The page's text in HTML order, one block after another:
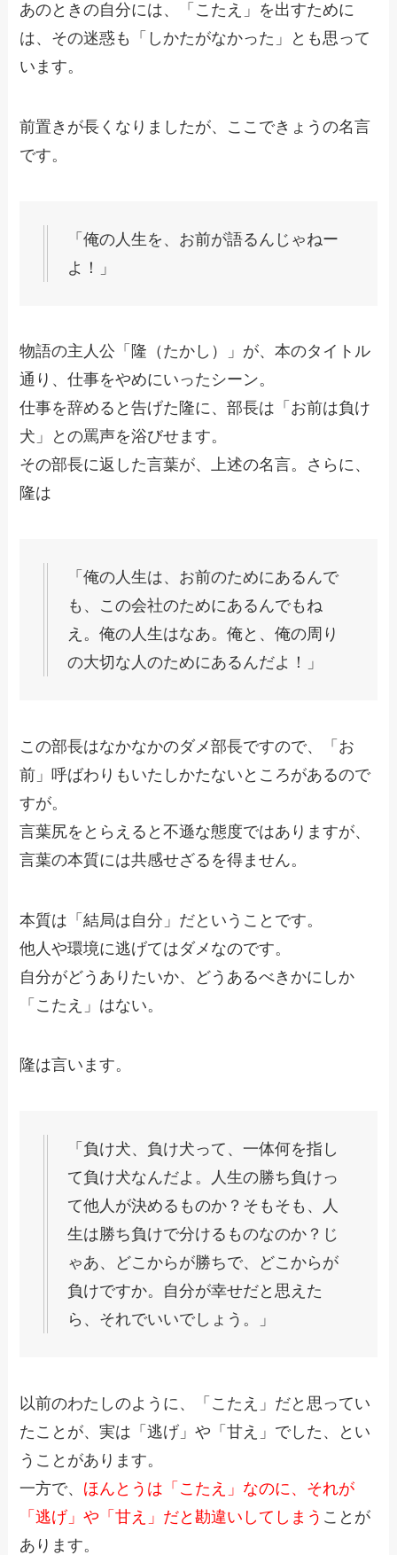
あのときの自分には、「こたえ」を出すために
は、その迷惑も「しかたがなかった」とも思って
います。
前置きが長くなりましたが、ここできょうの名言
です。
「俺の人生を、お前が語るんじゃねー
よ！」
物語の主人公「隆（たかし）」が、本のタイトル
通り、仕事をやめにいったシーン。
仕事を辞めると告げた隆に、部長は「お前は負け
犬」との罵声を浴びせます。
その部長に返した言葉が、上述の名言。さらに、
隆は
「俺の人生は、お前のためにあるんで
も、この会社のためにあるんでもね
え。俺の人生はなあ。俺と、俺の周り
の大切な人のためにあるんだよ！」
この部長はなかなかのダメ部長ですので、「お
前」呼ばわりもいたしかたないところがあるので
すが。
言葉尻をとらえると不遜な態度ではありますが、
言葉の本質には共感せざるを得ません。
本質は「結局は自分」だということです。
他人や環境に逃げてはダメなのです。
自分がどうありたいか、どうあるべきかにしか
「こたえ」はない。
隆は言います。
「負け犬、負け犬って、一体何を指し
て負け犬なんだよ。人生の勝ち負けっ
て他人が決めるものか？そもそも、人
生は勝ち負けで分けるものなのか？じ
ゃあ、どこからが勝ちで、どこからが
負けですか。自分が幸せだと思えた
ら、それでいいでしょう。」
以前のわたしのように、「こたえ」だと思ってい
たことが、実は「逃げ」や「甘え」でした、とい
うことがあります。
一方で、 ほんとうは「こたえ」なのに、それが
「逃げ」や「甘え」だと勘違いしてしまう ことが
あります。